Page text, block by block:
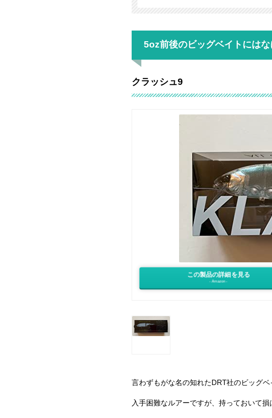
5oz前後のビッグベイトにはな
クラッシュ9
この製品の詳細を見る
- Amazon -
言わずもがな名の知れたDRT社のビッグ
入手困難なルアーですが、持っておいて